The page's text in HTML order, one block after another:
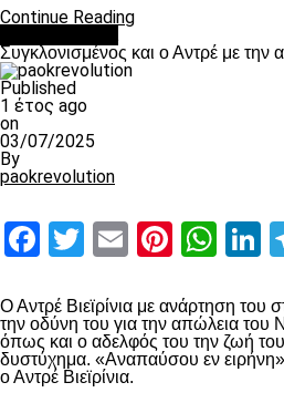
Continue Reading
Συγκλονισμένος και ο Αντρέ με την
Published
1 έτος ago
on
03/07/2025
By
paokrevolution
Facebook
Twitter
Email
Ο Αντρέ Βιεϊρίνια με ανάρτηση του
την οδύνη του για την απώλεια του
όπως και ο αδελφός του την ζωή του
δυστύχημα. «Αναπαύσου εν
ο Αντρέ Βιεϊρίνια.